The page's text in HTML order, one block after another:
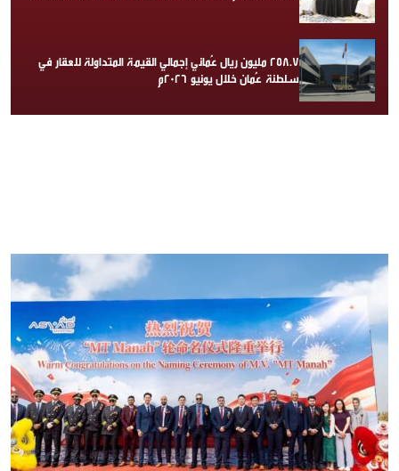
258.7 مليون ريال عُماني إجمالي القيمة المتداولة للعقار في
سلطنة عُمان خلال يونيو 2026م